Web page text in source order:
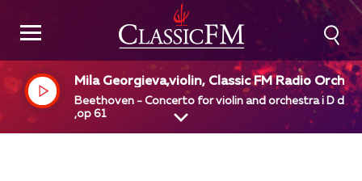
Mila Georgieva,violin, Classic FM Radio
a, Georgi Dimitrov, dir
Beethoven - Concerto for violin and orchestra i D dur
,op 61